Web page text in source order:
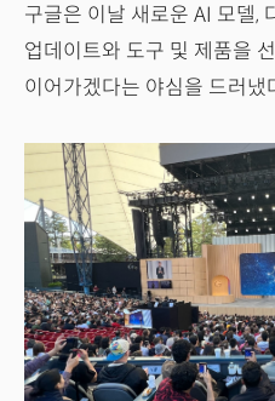
구글은 이날 새로운 AI 모델,
업데이트와 도구 및 제품을
이어가겠다는 야심을 드러냈